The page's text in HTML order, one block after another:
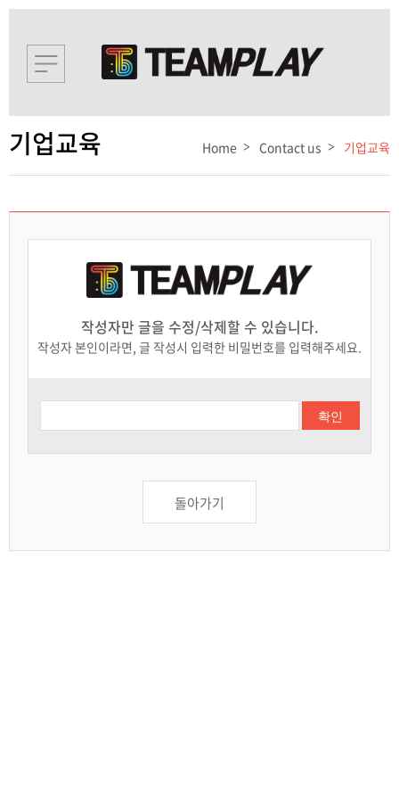
기업교육 Home Contact us 기업교육
작성자만 글을 수정/삭제할 수 있습니다.
작성자 본인이라면, 글 작성시 입력한 비밀번호를 입력해주세요.
확인
돌아가기